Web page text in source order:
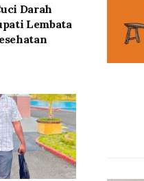
Darah
Lembata